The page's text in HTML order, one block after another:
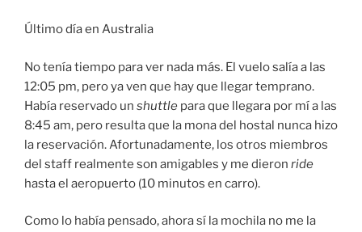
Último día en Australia
No tenía tiempo para ver nada más. El vuelo salía a las
12:05 pm, pero ya ven que hay que llegar temprano.
Había reservado un shuttle para que llegara por mí a las
8:45 am, pero resulta que la mona del hostal nunca hizo
la reservación. Afortunadamente, los otros miembros
del staff realmente son amigables y me dieron ride
hasta el aeropuerto (10 minutos en carro).
Como lo había pensado, ahora sí la mochila no me la